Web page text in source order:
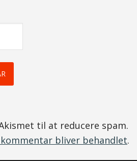
til at reducere spam.
bliver behandlet.